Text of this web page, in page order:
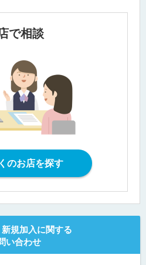
で相談
のお店を探す
規加入に関する
い合わせ